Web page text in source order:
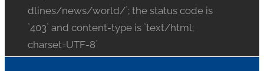
dlines/news/world/`; the status code is
`403` and content-type is `text/html;
charset=UTF-8`